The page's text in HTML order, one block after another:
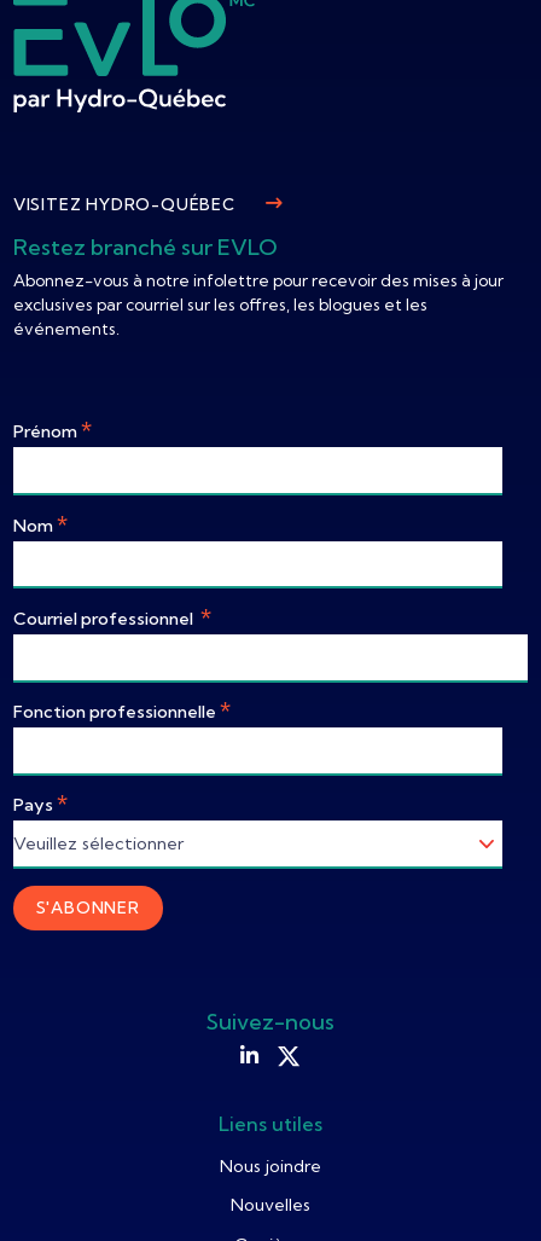
VISITEZ HYDRO-QUÉBEC
Restez branché sur EVLO
Abonnez-vous à notre infolettre pour recevoir des mises à jour
exclusives par courriel sur les offres, les blogues et les
événements.
Prénom*
Nom*
Courriel professionnel *
Fonction professionnelle *
Pays *
Suivez-nous
Liens utiles
Nous joindre
Nouvelles